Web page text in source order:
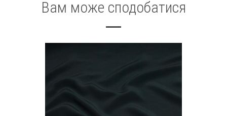
Вам може сподобатися